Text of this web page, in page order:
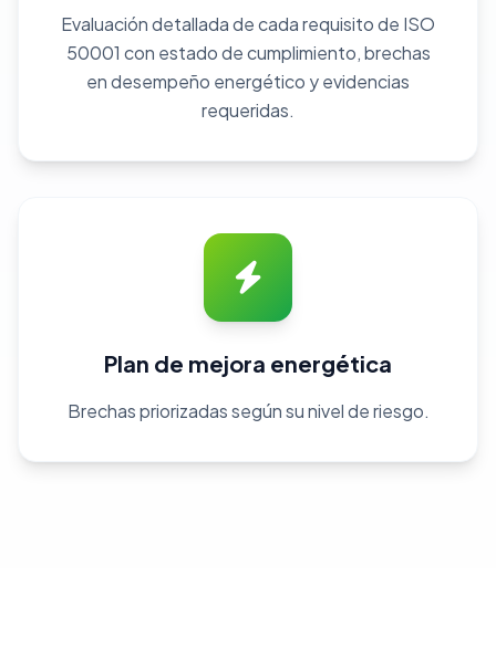
Evaluación detallada de cada requisito de ISO
50001 con estado de cumplimiento, brechas
en desempeño energético y evidencias
requeridas.
Plan de mejora energética
Brechas priorizadas según su nivel de riesgo.